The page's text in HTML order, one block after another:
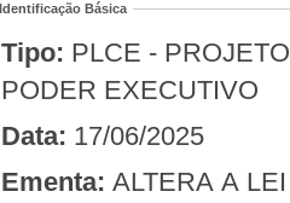
Identificação Básica
Tipo: PLCE - PROJETO
PODER EXECUTIVO
Data: 17/06/2025
Ementa: